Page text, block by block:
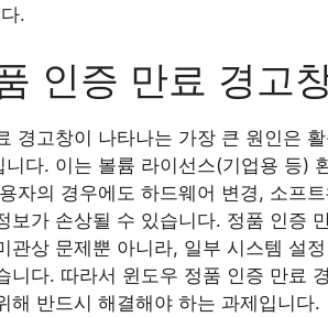
.
인증 만료 경고
경고창이 나타나는 가장 큰 원인은
니다. 이는 볼륨 라이선스(기업용 등)
자의 경우에도 하드웨어 변경, 소프
보가 손상될 수 있습니다. 정품 인증
관상 문제뿐 아니라, 일부 시스템 설
니다. 따라서 윈도우 정품 인증 만료
해 반드시 해결해야 하는 과제입니다.